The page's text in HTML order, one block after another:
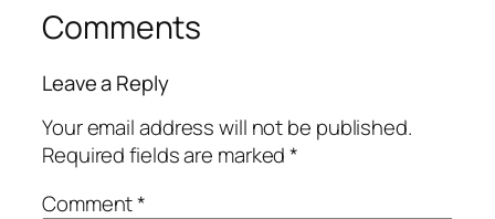
Comments
Leave a Reply
Your email address will not be published.
Required fields are marked*
Comment*